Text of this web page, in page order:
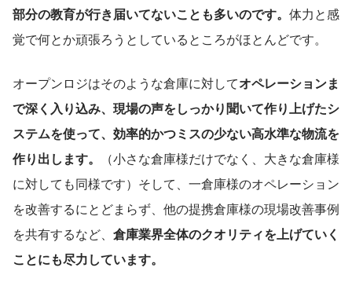
部分の教育が行き届いてないことも多いのです。 体力と感
覚で何とか頑張ろうとしているところがほとんどです。
オープンロジはそのような倉庫に対してオペレーションま
で深く入り込み、現場の声をしっかり聞いて作り上げたシ
ステムを使って、効率的かつミスの少ない高水準な物流を
作り出します。
（小さな倉庫様だけでなく、大きな倉庫様
に対しても同様です）そして、一倉庫様のオペレーション
を改善するにとどまらず、他の提携倉庫様の現場改善事例
を共有するなど、 倉庫業界全体のクオリティを上げていく
ことにも尽力しています。